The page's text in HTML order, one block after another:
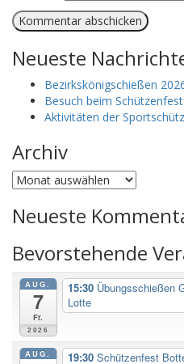
Neueste
Bezirkskönigschießen
Besuch beim
Aktivitäten der
Archiv
Archiv
Neueste
Bevorstehende
AUG.
7
Fr.
2026
15:30 Übungsschießen
Lotte
AUG. 19:30 Schützenfest